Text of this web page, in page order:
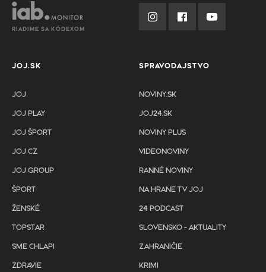
RIADIME SA KÓDEXOM
JOJ.SK
JOJ
JOJ PLAY
JOJ ŠPORT
JOJ CZ
JOJ GROUP
ŠPORT
ŽENSKÉ
TOPSTAR
SME CHLAPI
ZDRAVIE
SPRAVODAJSTVO
NOVINY.SK
JOJ24.SK
NOVINY PLUS
VIDEONOVINY
RANNÉ NOVINY
NA HRANE TV JOJ
24 PODCAST
SLOVENSKO - AKTUALITY
ZAHRANIČIE
KRIMI